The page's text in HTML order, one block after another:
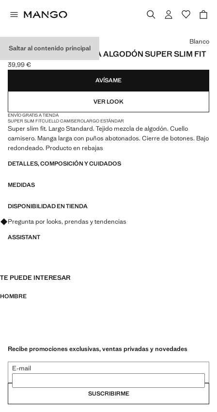
Saltar al contenido principal
CAMISA TRAJE MEZCLA ALGODÓN SUPER SLIM FIT
Precio actual [39,99 € ]
39,99 €
Selecciona un color
Blanco
AVÍSAME
VER LOOK
ENVÍO GRATIS A TIENDA
SUPER SLIM FITCUELLO CAMISEROLARGO ESTÁNDAR
Super slim fit. Largo Standard. Tejido mezcla de algodón. Cuello
camisero. Manga larga con puños abotonados. Cierre de botones. Bajo
redondeado. Producto en rebajas
DETALLES, COMPOSICIÓN Y CUIDADOS
MEDIDAS
DISPONIBILIDAD EN TIENDA
Pregunta por looks, prendas y tendencias
ASSISTANT
TE PUEDE INTERESAR
HOMBRE
Recibe promociones exclusivas, ventas privadas y novedades
E-mail
SUSCRIBIRME